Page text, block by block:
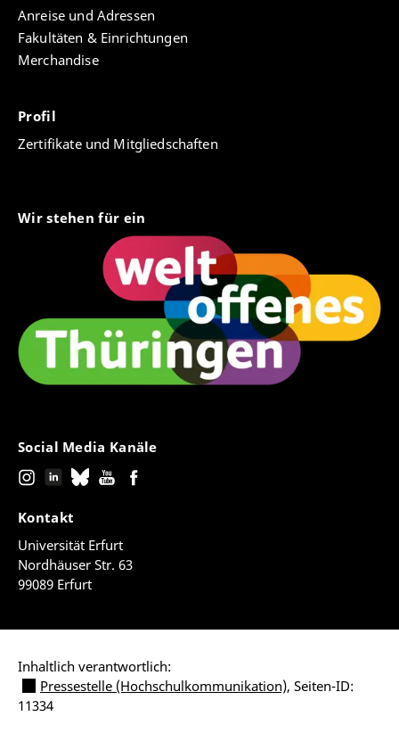
Anreise und Adressen
Fakultäten & Einrichtungen
Merchandise
Profil
Zertifikate und Mitgliedschaften
Wir stehen für ein
Social Media Kanäle
Kontakt
Universität Erfurt
Nordhäuser Str. 63
99089 Erfurt
Inhaltlich verantwortlich:
Pressestelle (Hochschulkommunikation), Seiten-ID:
11334